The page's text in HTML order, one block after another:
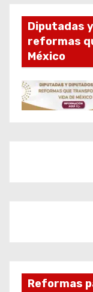
Diputadas
reformas
México
Reformas